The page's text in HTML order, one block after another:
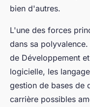
bien d'autres.
L'une des forces
dans sa
de Développement
logicielle, les
gestion de bases de
carrière possibles